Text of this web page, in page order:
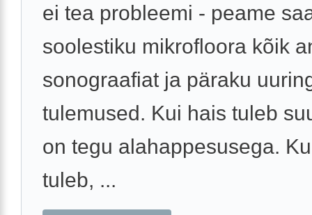
ei tea probleemi - peame
soolestiku mikrofloora kõik
sonograafiat ja päraku
tulemused. Kui hais tuleb
on tegu alahappesusega.
tuleb, ...